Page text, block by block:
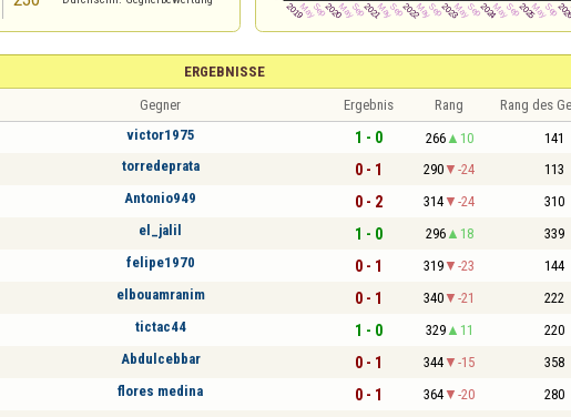
ERGEBNISSE
Gegner Ergebnis Rang Rang des
victor1975 1 - 0 266 10 141
torredeprata 0 - 1 290 -24 113
Antonio949 0 - 2 314 -24 310
el_jalil 1 - 0 296 18 339
felipe1970 0 - 1 319 -23 144
elbouamranim 0 - 1 340 -21 222
tictac44 1 - 0 329 11 220
Abdulcebbar 0 - 1 344 -15 358
flores medina 0 - 1 364 -20 280